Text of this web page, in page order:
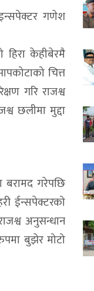
गणेश
हिरा केहीबेरमै
चित्त
गरि राजश्व
छलीमा मुद्दा
बरामद गरेपछि
ईन्सपेक्टरको
अनुसन्धान
बुझेर मोटो